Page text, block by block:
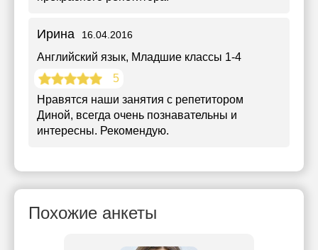
Ирина 16.04.2016
Английский язык, Младшие классы 1-4
5
Нравятся наши занятия с репетитором
Диной, всегда очень познавательны и
интересны. Рекомендую.
Похожие анкеты